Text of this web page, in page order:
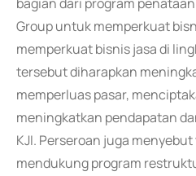
Group untuk memperkuat
memperkuat bisnis jasa di
tersebut diharapkan
memperluas pasar,
meningkatkan pendapatan
KJI. Perseroan juga
mendukung program